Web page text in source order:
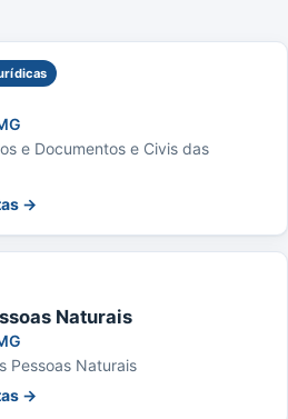
e Documentos e Civis das
→
Naturais
Pessoas Naturais
→